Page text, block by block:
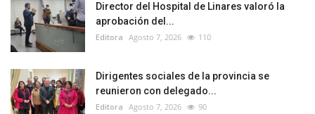
Director del Hospital de Linares valoró la
aprobación del...
Editora Agosto 7, 2026 110
Dirigentes sociales de la provincia se
reunieron con delegado...
Editora Agosto 7, 2026 90